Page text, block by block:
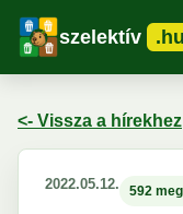
szelektív .hu
<- Vissza a hírekhez
2022.05.12. 592